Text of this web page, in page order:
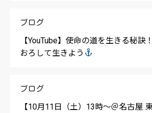
ブログ
【YouTube】使命の道を生きる秘訣
おろして生きよう
ブログ
【10月11日（土）13時〜＠名古屋